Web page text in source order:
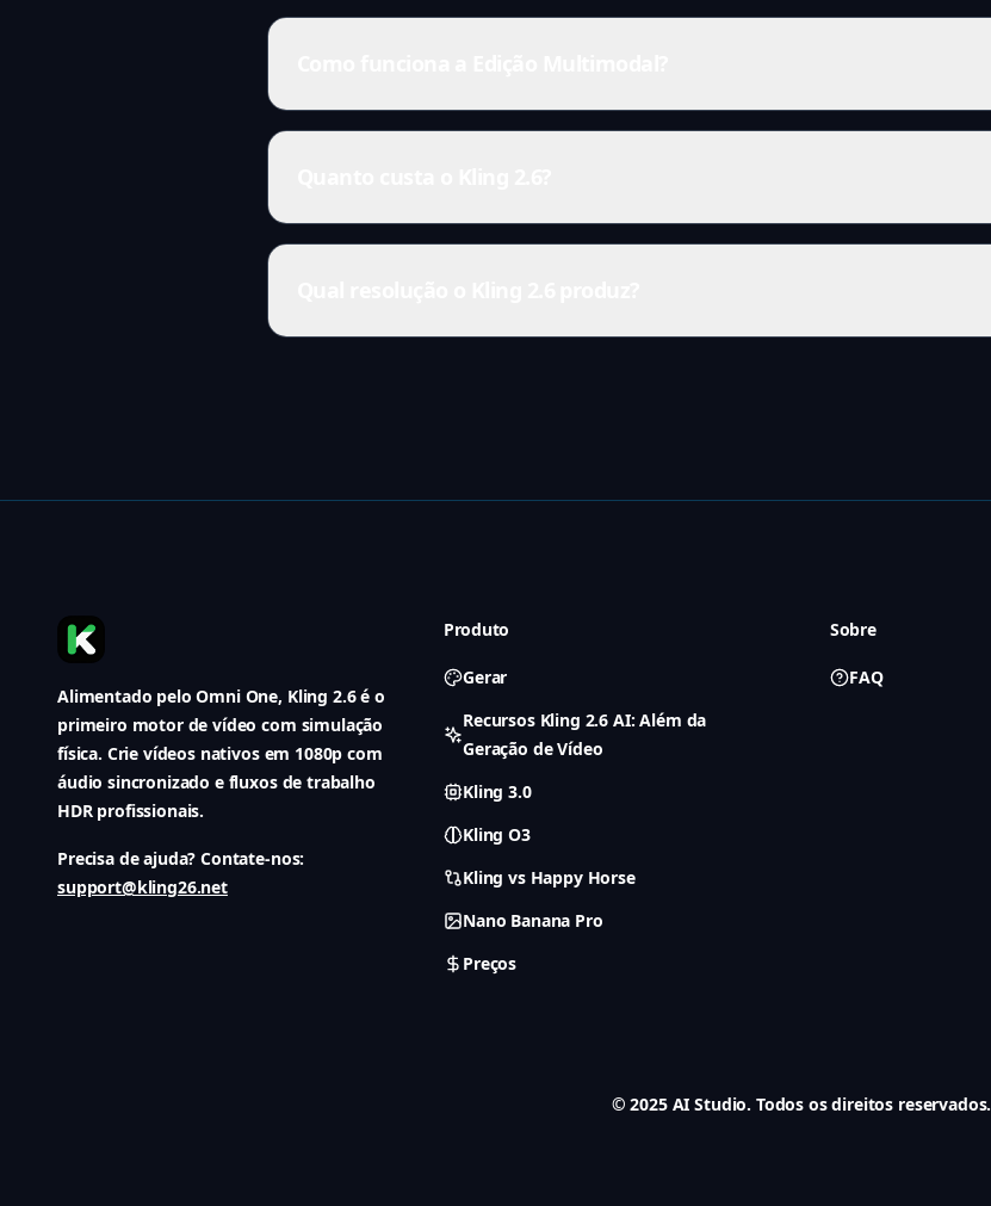
Alimentado pelo Omni One, Kling 2.6 é o
primeiro motor de vídeo com simulação
física. Crie vídeos nativos em 1080p com
áudio sincronizado e fluxos de trabalho
HDR profissionais.
Precisa de ajuda? Contate-nos:
support@kling26.net
Produto
Gerar
Recursos Kling 2.6 AI: Além da
Geração de Vídeo
Kling 3.0
Kling O3
Kling vs Happy Horse
Nano Banana Pro
Preços
Sobre
FAQ
© 2025 AI Studio. Todos os direitos reservados.